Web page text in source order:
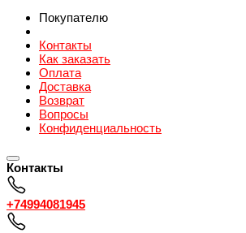
Покупателю
Контакты
Как заказать
Оплата
Доставка
Возврат
Вопросы
Конфиденциальность
Контакты
+74994081945